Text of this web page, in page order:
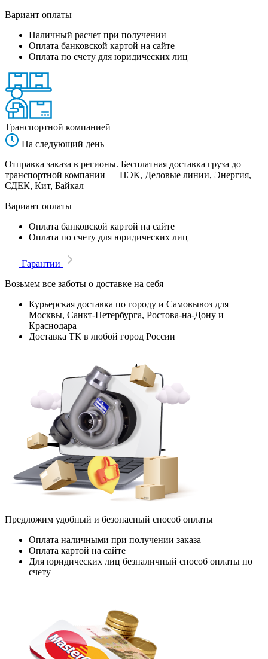
Вариант оплаты
Наличный расчет при получении
Оплата банковской картой на сайте
Оплата по счету для юридических лиц
Транспортной компанией
На следующий день
Отправка заказа в регионы. Бесплатная доставка груза до
транспортной компании — ПЭК, Деловые линии, Энергия,
СДЕК, Кит, Байкал
Вариант оплаты
Оплата банковской картой на сайте
Оплата по счету для юридических лиц
Гарантии
Возьмем все заботы о доставке на себя
Курьерская доставка по городу и Самовывоз для
Москвы, Санкт-Петербурга, Ростова-на-Дону и
Краснодара
Доставка ТК в любой город России
Предложим удобный и безопасный способ оплаты
Оплата наличными при получении заказа
Оплата картой на сайте
Для юридических лиц безналичный способ оплаты по
счету